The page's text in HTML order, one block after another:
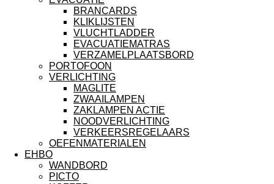
BRANCARDS
KLIKLIJSTEN
VLUCHTLADDER
EVACUATIEMATRAS
VERZAMELPLAATSBORD
PORTOFOON
VERLICHTING
MAGLITE
ZWAAILAMPEN
ZAKLAMPEN ACTIE
NOODVERLICHTING
VERKEERSREGELAARS
OEFENMATERIALEN
EHBO
WANDBORD
PICTO